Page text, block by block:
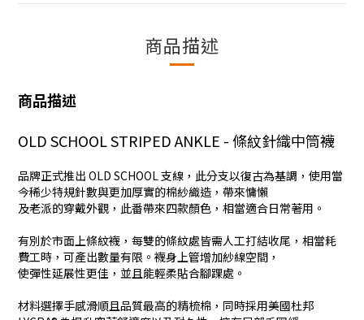
商品描述
商品描述
OLD SCHOOL STRIPED ANKLE - 條紋針織中筒襪
品牌正式推出 OLD SCHOOL 支線，此分支以復古為基調，使用當
今稀少特規針數與更加厚實的棉紗織造，帶來慵懶
及老派的穿戴外觀，此番帶來四款顏色，相當適合日常著用。
有別於市面上條紋襪，每雙的條紋處皆需人工打結收尾，相當耗
費工時，可產出數量有限。襪身上管增加紗線空間，
使彈性延展性更佳，並且能輕柔貼合腳踝處。
材料選擇手感滑順且品質最高的精梳棉，同時採用美國杜邦